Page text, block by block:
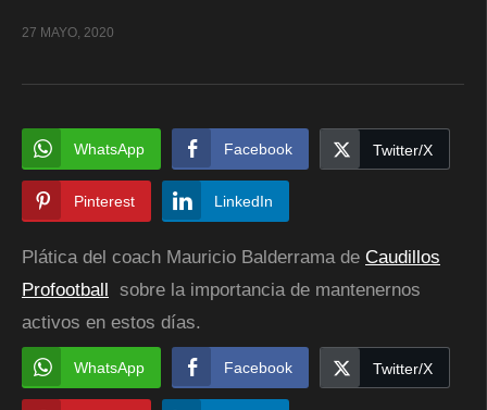
27 MAYO, 2020
WhatsApp Facebook Twitter/X
Pinterest LinkedIn
Plática del coach Mauricio Balderrama de Caudillos
Profootball sobre la importancia de mantenernos
activos en estos días.
WhatsApp Facebook Twitter/X